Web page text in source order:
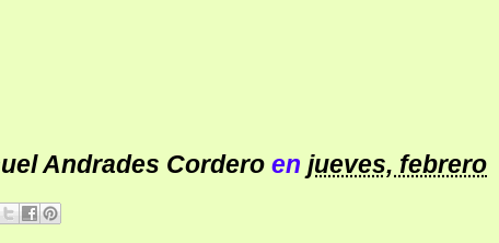
Andrades Cordero en jueves, febrero